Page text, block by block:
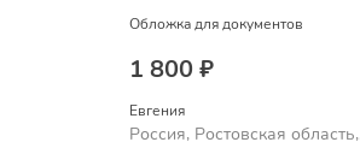
Обложка для документов
1 800 ₽
Евгения
Россия, Ростовская область,